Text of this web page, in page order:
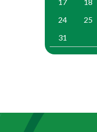
24
25
31